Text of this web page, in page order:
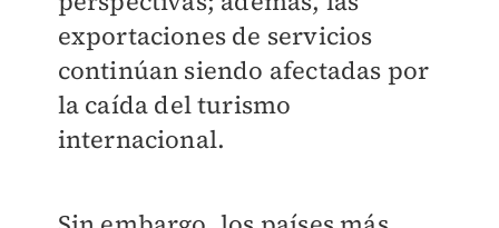
exportaciones de servicios
continúan siendo afectadas por
la caída del turismo
internacional.